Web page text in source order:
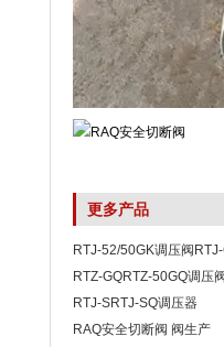
更多产品
RTJ-52/50GK调压阀
RTZ-GQRTZ-50GQ调压阀
RTJ-SRTJ-SQ调压器
RAQ安全切断阀 阀生产